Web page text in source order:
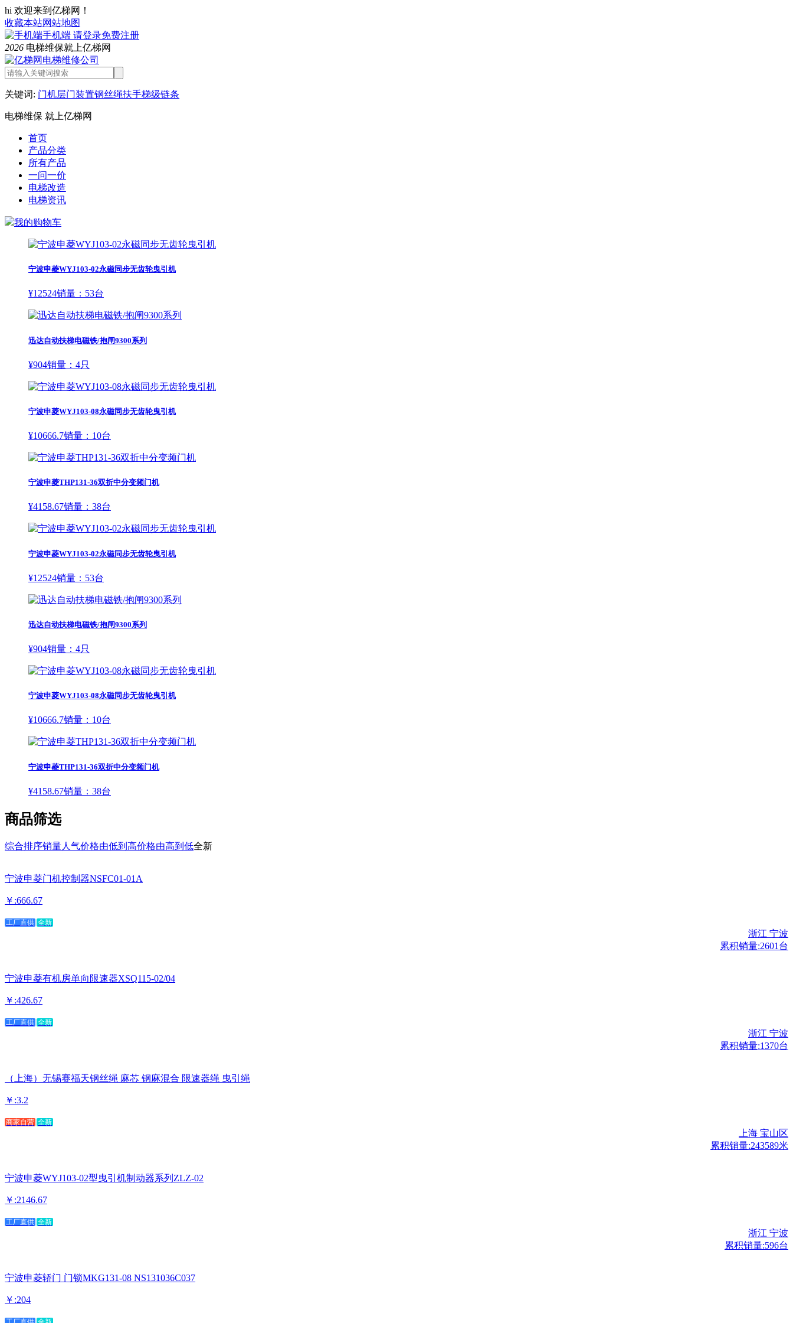
hi 欢迎来到亿梯网！
收藏本站网站地图
手机端 请登录免费注册
2026 电梯维保就上亿梯网
关键词: 门机层门装置钢丝绳扶手梯级链条
电梯维保 就上亿梯网
首页
产品分类
所有产品
一问一价
电梯改造
电梯资讯
我的购物车
宁波申菱WYJ103-02永磁同步无齿轮曳引机
¥12524销量： 53台
迅达自动扶梯电磁铁/抱闸9300系列
¥904销量： 4只
宁波申菱WYJ103-08永磁同步无齿轮曳引机
¥10666.7销量： 10台
宁波申菱THP131-36双折中分变频门机
¥4158.67销量： 38台
宁波申菱WYJ103-02永磁同步无齿轮曳引机
¥12524销量： 53台
迅达自动扶梯电磁铁/抱闸9300系列
¥904销量： 4只
宁波申菱WYJ103-08永磁同步无齿轮曳引机
¥10666.7销量： 10台
宁波申菱THP131-36双折中分变频门机
¥4158.67销量： 38台
商品筛选
综合排序销量人气价格由低到高价格由高到低全新
宁波申菱门机控制器NSFC01-01A
￥:666.67
工厂直供 全新
浙江 宁波
累积销量:2601台
宁波申菱有机房单向限速器XSQ115-02/04
￥:426.67
工厂直供 全新
浙江 宁波
累积销量:1370台
（上海）无锡赛福天钢丝绳 麻芯 钢麻混合 限速器绳 曳引绳
￥:3.2
商家自营 全新
上海 宝山区
累积销量:243589米
宁波申菱WYJ103-02型曳引机制动器系列ZLZ-02
￥:2146.67
工厂直供 全新
浙江 宁波
累积销量:596台
宁波申菱轿门 门锁MKG131-08 NS131036C037
￥:204